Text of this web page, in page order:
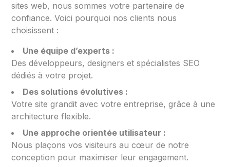
sites web, nous sommes votre partenaire de
confiance. Voici pourquoi nos clients nous
choisissent :
Une équipe d’experts :
Des développeurs, designers et spécialistes SEO
dédiés à votre projet.
Des solutions évolutives :
Votre site grandit avec votre entreprise, grâce à une
architecture flexible.
Une approche orientée utilisateur :
Nous plaçons vos visiteurs au cœur de notre
conception pour maximiser leur engagement.